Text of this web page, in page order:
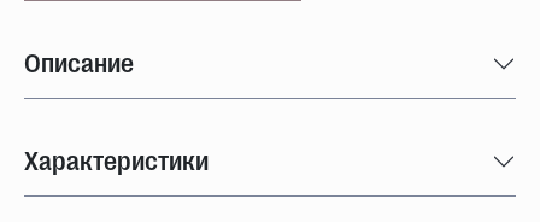
Описание
Характеристики